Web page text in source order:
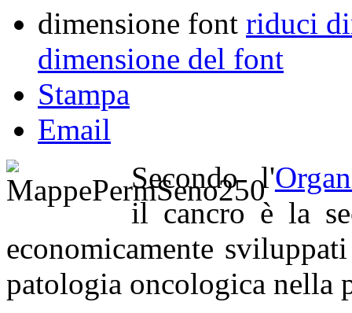
dimensione font riduci
dimensione del font
Stampa
Email
Secondo l'
il cancro è la
economicamente
patologia oncologica nella